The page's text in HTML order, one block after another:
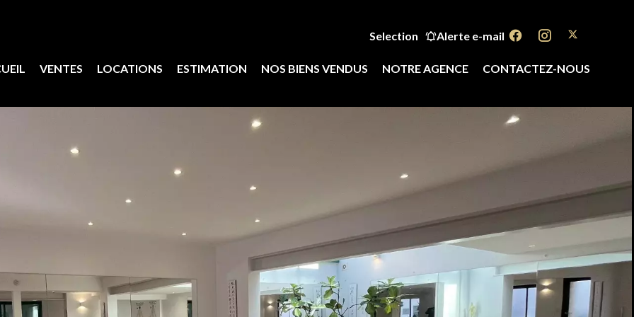
Selection Alerte e-mail
VENTES LOCATIONS ESTIMATION NOS BIENS VENDUS NOTRE AGENCE CONTACTEZ-NOUS